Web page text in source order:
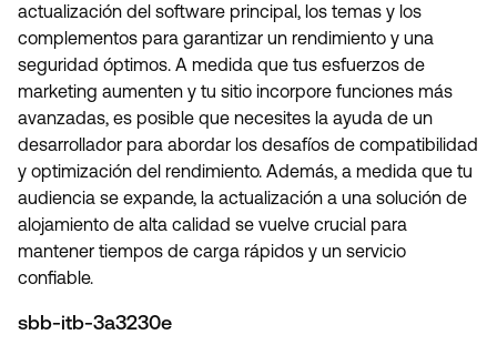
actualización del software principal, los temas y los
complementos para garantizar un rendimiento y una
seguridad óptimos. A medida que tus esfuerzos de
marketing aumenten y tu sitio incorpore funciones más
avanzadas, es posible que necesites la ayuda de un
desarrollador para abordar los desafíos de compatibilidad
y optimización del rendimiento. Además, a medida que tu
audiencia se expande, la actualización a una solución de
alojamiento de alta calidad se vuelve crucial para
mantener tiempos de carga rápidos y un servicio
confiable.
sbb-itb-3a3230e